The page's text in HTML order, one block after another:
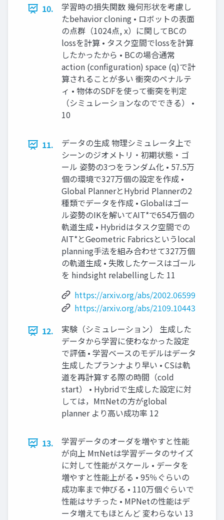
10.
学習時の損失関数 幾何形状を考慮し
たbehavior cloning • ロボットの表面
の点群（1024点, x）に関してBCの
lossを計算 • タスク空間でlossを計算
したかったから • BCの場合通常
action (configuration) space (q)で計
算されることが多い 衝突のペナルテ
ィ • 物体のSDFを使って衝突を判定
（シミュレーションなのでできる） •
10
11.
データの生成 物理シミュレータ上で
シーンのジオメトリ・初期状態・ゴ
ール 姿勢の3つをランダム化 • 57.5万
個の環境で327万個の設定を作成 •
Global PlannerとHybrid Plannerの2
種類でデータを作成 • Globalはゴー
ル姿勢のIKを解いてAIT*で654万個の
軌道生成 • Hybridはタスク空間での
AIT*とGeometric Fabricsというlocal
planning手法を組み合わせて327万個
の軌道生成 • 失敗したケースはゴール
を hindsight relabellingした 11
https://arxiv.org/abs/2002.06599
https://arxiv.org/abs/2109.10443
12.
実験（シミュレーション） 生成した
データから学習に使わなかった設定
で評価 • 学習ベースのモデルはデータ
生成したプランナより早い • CSは軌
道を再計算する際の時間（cold
start） • Hybridで生成した設定に対
しては，MπNetの方がglobal
planner より高い成功率 12
13.
学習データのオーダを増やすと性能
が向上 MπNetは学習データのサイズ
に対して性能がスケール • データを
増やすと性能上がる • 95％ぐらいの
成功率まで伸びる • 110万個ぐらいで
性能はサチった • MPNetの性能はデ
ータ増えてもほとんど 変わらない 13